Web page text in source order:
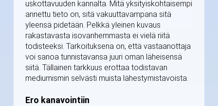
uskottavuuden kannalta. Mitä yksityiskohtaisempi
annettu tieto on, sitä vakuuttavampana sitä
yleensä pidetään. Pelkkä yleinen kuvaus
rakastavasta isovanhemmasta ei vielä riitä
todisteeksi. Tarkoituksena on, että vastaanottaja
voi sanoa tunnistavansa juuri oman läheisensä
siitä. Tällainen tarkkuus erottaa todistavan
mediumismin selvästi muista lähestymistavoista.
Ero kanavointiin